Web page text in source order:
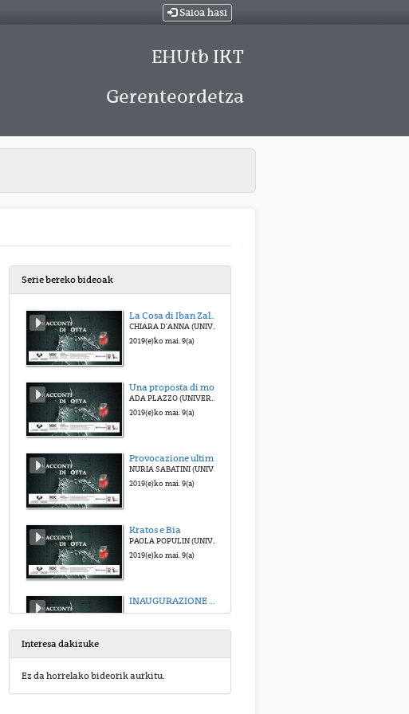
Saioa hasi
EHUtb IKT
Gerenteordetza
Serie bereko bideoak
La Cosa di Iban Zaldua: Sekula kontatu behar eznizkizun gauzak
CHIARA D’ANNA (UNIVERSIDAD DEL PAÌS VASCO)
2019(e)ko mai. 9(a)
Una proposta di modelli al femminile nell'editoria pedagogica
2019(e)ko mai. 9(a)
Provocazione ultima: INTOLLERANZA 1960 di Luigi Nono
NURIA SABATINI (UNIVERSITÉ CATHOLIQUE DE LOUVAIN)
2019(e)ko mai. 9(a)
Kratos e Bia
PAOLA POPULIN (UNIVERSIDAD DEL PAÌS VASCO)
2019(e)ko mai. 9(a)
INAUGURAZIONE DEL PRESIDE DELLA FACOLTÀ DI LETTERE, IÑAKI BAZÁN
Interesa dakizuke
Ez da horrelako bideorik aurkitu.